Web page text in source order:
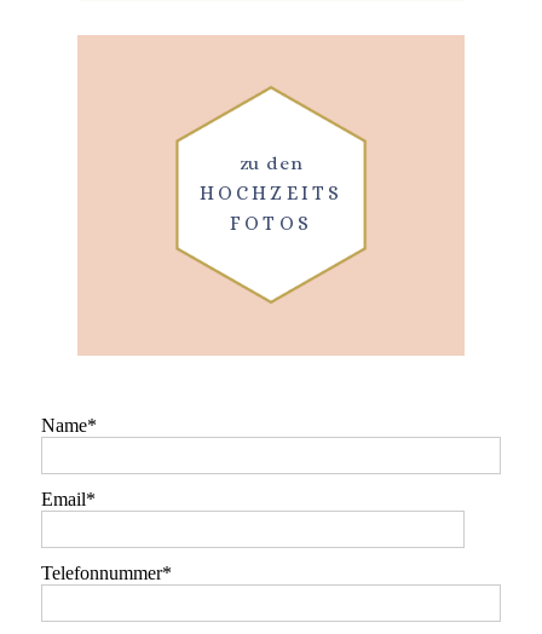
HOCHZEITS
FOTOS
zu den
Name
Email
Telefonnummer